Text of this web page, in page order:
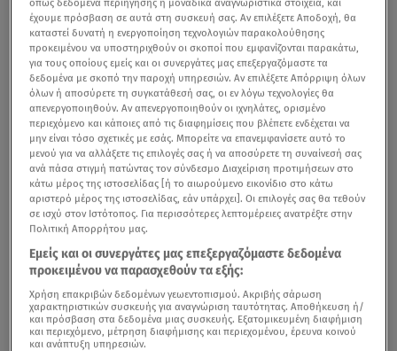
όπως δεδομένα περιήγησης ή μοναδικά αναγνωριστικά στοιχεία, και
έχουμε πρόσβαση σε αυτά στη συσκευή σας. Αν επιλέξετε Αποδοχή, θα
καταστεί δυνατή η ενεργοποίηση τεχνολογιών παρακολούθησης
προκειμένου να υποστηριχθούν οι σκοποί που εμφανίζονται παρακάτω,
για τους οποίους εμείς και οι συνεργάτες μας επεξεργαζόμαστε τα
δεδομένα με σκοπό την παροχή υπηρεσιών. Αν επιλέξετε Απόρριψη όλων
όλων ή αποσύρετε τη συγκατάθεσή σας, οι εν λόγω τεχνολογίες θα
απενεργοποιηθούν. Αν απενεργοποιηθούν οι ιχνηλάτες, ορισμένο
περιεχόμενο και κάποιες από τις διαφημίσεις που βλέπετε ενδέχεται να
μην είναι τόσο σχετικές με εσάς. Μπορείτε να επανεμφανίσετε αυτό το
μενού για να αλλάξετε τις επιλογές σας ή να αποσύρετε τη συναίνεσή σας
ανά πάσα στιγμή πατώντας τον σύνδεσμο Διαχείριση προτιμήσεων στο
κάτω μέρος της ιστοσελίδας [ή το αιωρούμενο εικονίδιο στο κάτω
αριστερό μέρος της ιστοσελίδας, εάν υπάρχει]. Οι επιλογές σας θα τεθούν
σε ισχύ στον Ιστότοπος. Για περισσότερες λεπτομέρειες ανατρέξτε στην
Πολιτική Απορρήτου μας.
Εμείς και οι συνεργάτες μας επεξεργαζόμαστε δεδομένα
προκειμένου να παρασχεθούν τα εξής:
Χρήση επακριβών δεδομένων γεωεντοπισμού. Ακριβής σάρωση
χαρακτηριστικών συσκευής για αναγνώριση ταυτότητας. Αποθήκευση ή/
και πρόσβαση στα δεδομένα μιας συσκευής. Εξατομικευμένη διαφήμιση
και περιεχόμενο, μέτρηση διαφήμισης και περιεχομένου, έρευνα κοινού
και ανάπτυξη υπηρεσιών.